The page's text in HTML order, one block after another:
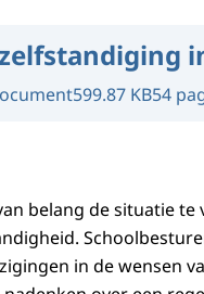
599.87 KB54
belang de situatie
in de wensen